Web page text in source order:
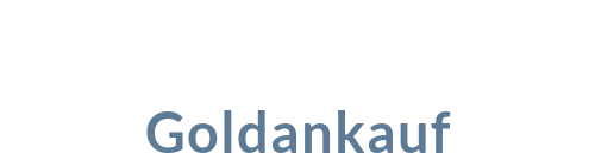
Goldankauf